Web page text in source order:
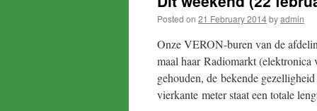
Posted on 21 February 2014byadmin
Onze VERON-buren van de
maal haar Radiomarkt
gehouden, de bekende
vierkante meter staat een totale